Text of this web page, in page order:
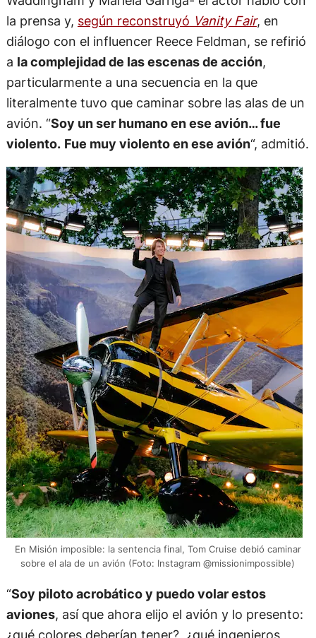
la prensa y, según reconstruyó Vanity Fair, en
diálogo con el influencer Reece Feldman, se refirió
a la complejidad de las escenas de acción,
particularmente a una secuencia en la que
literalmente tuvo que caminar sobre las alas de un
avión. “Soy un ser humano en ese avión… fue
violento. Fue muy violento en ese avión“, admitió.
En Misión imposible: la sentencia final, Tom Cruise debió caminar
sobre el ala de un avión (Foto: Instagram @missionimpossible)
“Soy piloto acrobático y puedo volar estos
aviones, así que ahora elijo el avión y lo presento:
¿qué colores deberían tener?, ¿qué ingenieros